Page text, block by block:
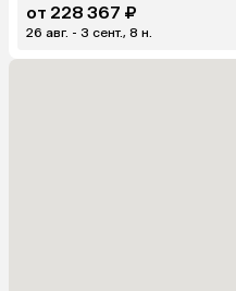
от 228 367 ₽
26 авг. - 3 сент., 8 н.